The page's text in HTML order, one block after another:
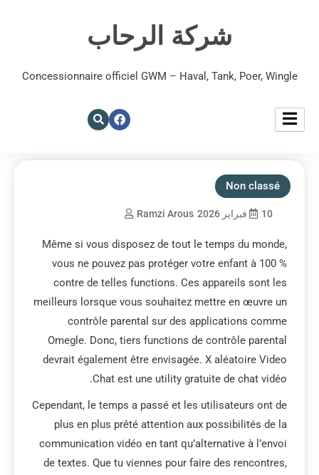
شركة الرحاب
Concessionnaire officiel GWM – Haval, Tank, Poer, Wingle
Non classé
10 فبراير 2026 Ramzi Arous
Même si vous disposez de tout le temps du monde,
vous ne pouvez pas protéger votre enfant à 100 %
contre de telles functions. Ces appareils sont les
meilleurs lorsque vous souhaitez mettre en œuvre un
contrôle parental sur des applications comme
Omegle. Donc, tiers functions de contrôle parental
devrait également être envisagée. X aléatoire Video
Chat est une utility gratuite de chat vidéo.
Cependant, le temps a passé et les utilisateurs ont de
plus en plus prêté attention aux possibilités de la
communication vidéo en tant qu’alternative à l’envoi
de textes. Que tu viennes pour faire des rencontres,